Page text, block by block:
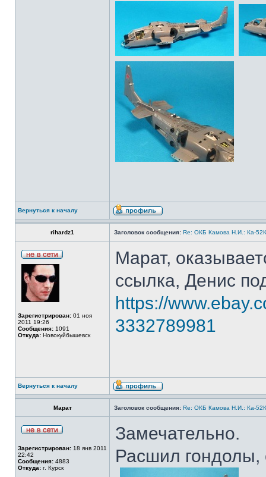
Вернуться к началу
rihardz1 Заголовок сообщения: Re: ОКБ Камова Н.И.: Ка-
Зарегистрирован: 01 ноя
2011 19:26
Сообщения: 1091
Откуда: Новокуйбышевск
Марат,
ссылка, Денис
https://
3332789981
Вернуться к началу
Марат Заголовок сообщения: Re: ОКБ Камова Н.И.: Ка-
Зарегистрирован: 18 янв 2011
22:42
Сообщения: 4883
Откуда: г. Курск
Замечательно.
Расшил гондолы,